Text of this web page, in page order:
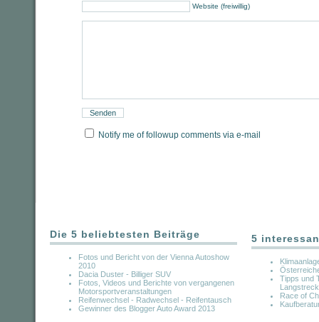
Website (freiwillig)
Notify me of followup comments via e-mail
Die 5 beliebtesten Beiträge
Fotos und Bericht von der Vienna Autoshow
2010
Dacia Duster - Billiger SUV
Fotos, Videos und Berichte von vergangenen
Motorsportveranstaltungen
Reifenwechsel - Radwechsel - Reifentausch
Gewinner des Blogger Auto Award 2013
5
Tipps und
Race of